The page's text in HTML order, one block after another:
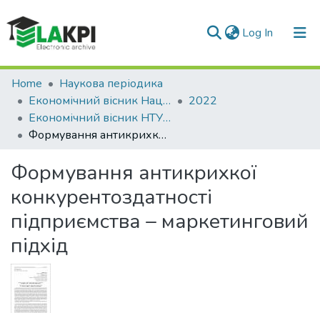
Log In (current)
Communities & Collections
All of DSpace
Statistics
Home
Наукова періодика
Економічний вісник Національного технічного університету України «Київський політехнічний інститут»
2022
Економічний вісник НТУУ «КПІ»: збірник наукових праць, № 22
Формування антикрихкої конкурентоздатності підприємства – маркетинговий підхід
Формування антикрихкої
конкурентоздатності
підприємства – маркетинговий
підхід